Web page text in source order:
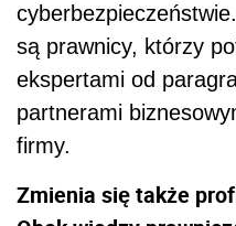
są prawnicy, którzy
ekspertami od
partnerami
firmy.
Zmienia się także